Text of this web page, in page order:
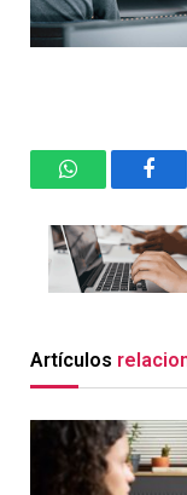
WhatsApp
Artículos